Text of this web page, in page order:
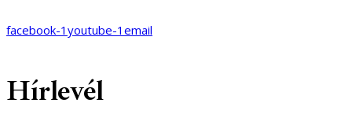
facebook-1 youtube-1 email
Hírlevél